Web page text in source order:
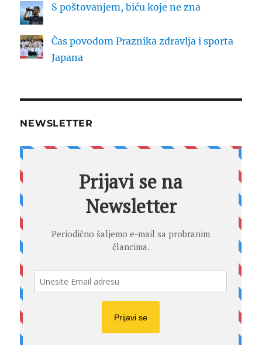
S poštovanjem, biću koje ne zna
Čas povodom Praznika zdravlja i sporta
Japana
NEWSLETTER